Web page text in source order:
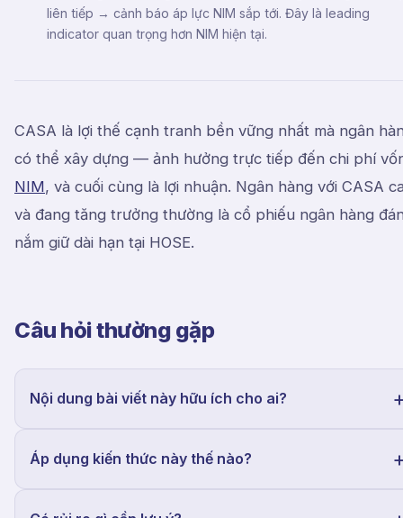
liên tiếp → cảnh báo áp lực NIM sắp tới. Đây là leading
indicator quan trọng hơn NIM hiện tại.
CASA là lợi thế cạnh tranh bền vững nhất mà ngân
có thể xây dựng — ảnh hưởng trực tiếp đến chi phí
NIM, và cuối cùng là lợi nhuận. Ngân hàng với CASA
và đang tăng trưởng thường là cổ phiếu ngân hàng
nắm giữ dài hạn tại HOSE.
Câu hỏi thường gặp
Nội dung bài viết này hữu ích cho ai?
Áp dụng kiến thức này thế nào?